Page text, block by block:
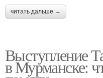
читать дальше →
Выступление
в Мурманске: